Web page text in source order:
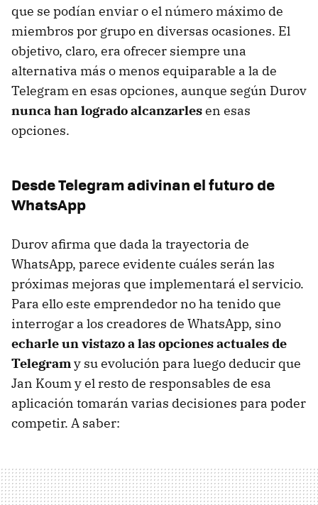
que se podían enviar o el número máximo de
miembros por grupo en diversas ocasiones. El
objetivo, claro, era ofrecer siempre una
alternativa más o menos equiparable a la de
Telegram en esas opciones, aunque según Durov
nunca han logrado alcanzarlesen esas
opciones.
Desde Telegram adivinan el futuro de
WhatsApp
Durov afirma que dada la trayectoria de
WhatsApp, parece evidente cuáles serán las
próximas mejoras que implementará el servicio.
Para ello este emprendedor no ha tenido que
interrogar a los creadores de WhatsApp, sino
echarle un vistazo a las opciones actuales de
Telegram y su evolución para luego deducir que
Jan Koum y el resto de responsables de esa
aplicación tomarán varias decisiones para poder
competir. A saber: